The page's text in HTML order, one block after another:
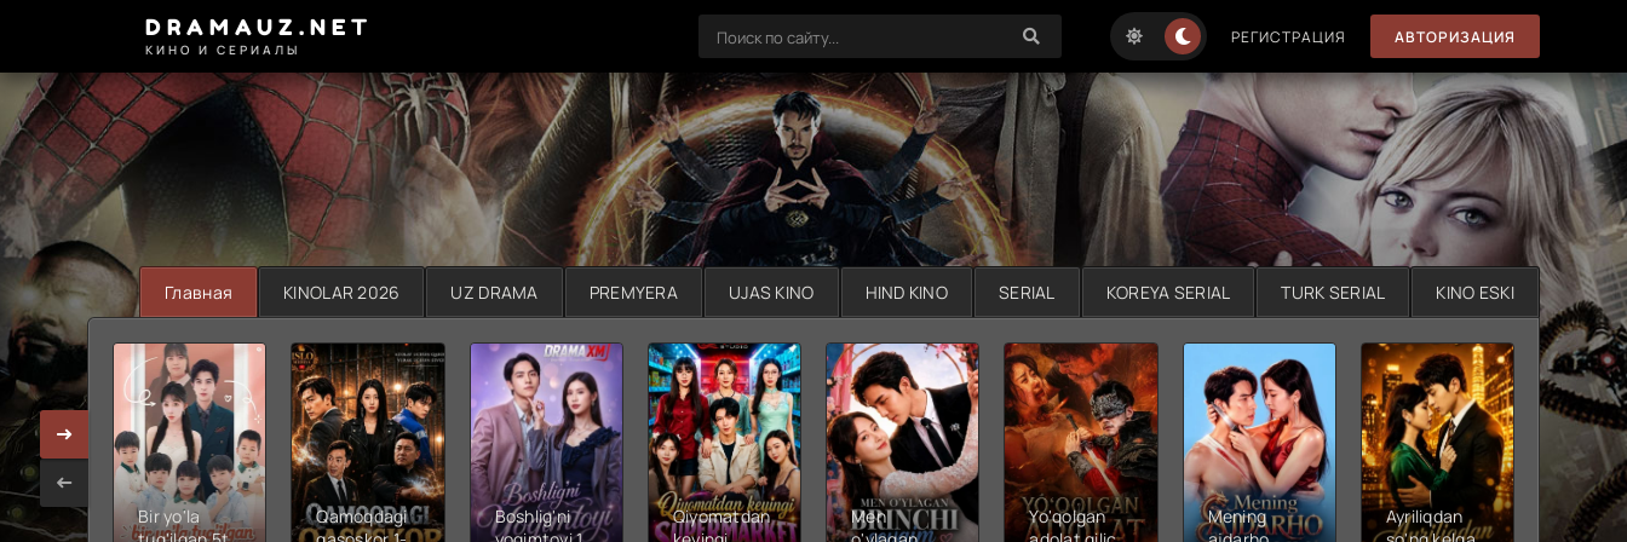
DRAMAUZ.NET
КИНО И СЕРИАЛЫ
РЕГИСТРАЦИЯ АВТОРИЗАЦИЯ
Главная KINOLAR 2026 UZ DRAMA PREMYERA UJAS KINO HIND KINO SERIAL KOREYA SERIAL TURK SERIAL KINO ESKI
Bir yo'la
Qamoqdagi
Boshlig'ni
Qiyomatdan
Men
Yo'qolgan
Mening
Ayriliqdan